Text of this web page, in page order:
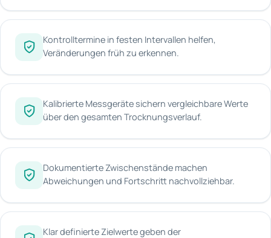
Kontrolltermine in festen Intervallen helfen,
Veränderungen früh zu erkennen.
Kalibrierte Messgeräte sichern vergleichbare Werte
über den gesamten Trocknungsverlauf.
Dokumentierte Zwischenstände machen
Abweichungen und Fortschritt nachvollziehbar.
Klar definierte Zielwerte geben der